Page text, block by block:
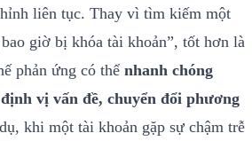
liên tục. Thay vì tìm kiếm một
giờ bị khóa tài khoản”, tốt hơn là
phản ứng có thể nhanh chóng
vị vấn đề, chuyển đổi phương
khi một tài khoản gặp sự chậm trễ